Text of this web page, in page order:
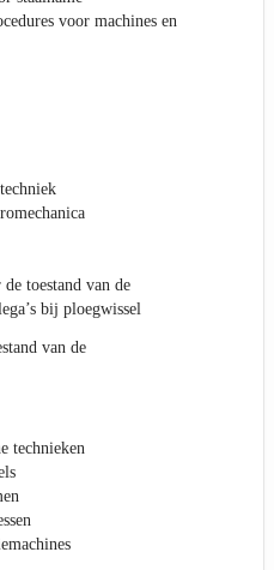
voor machines en
toestand van de
bij ploegwissel
van de
technieken